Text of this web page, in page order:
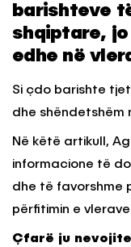
barishteve
shqiptare,
edhe në
Si çdo barishte
dhe shëndetshëm
Në këtë artikull,
informacione të
dhe të favorshme
përfitimin e
Çfarë ju